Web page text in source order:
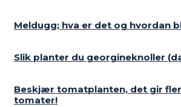
Meldugg; hva er det og hvordan
Slik planter du georgineknoller
Beskjær tomatplanten, det gir
tomater!